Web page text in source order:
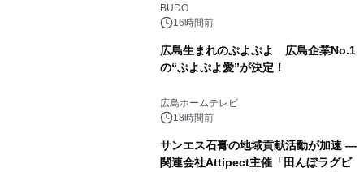
BUDO
16時間前
広島生まれのぷよぷよ 広島企業No.1
の“ぷよぷよ愛”が決定！
広島ホームテレビ
18時間前
サンエス石膏の地域貢献活動が加速 ―
関連会社Attipect主催「田んぼラグビ